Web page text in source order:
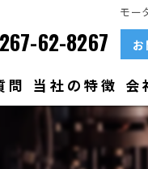
モー
62-8267
問 当社の特徴 会